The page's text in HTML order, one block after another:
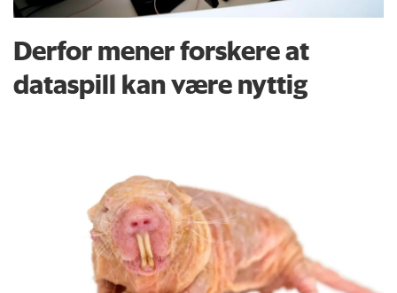
Derfor mener forskere at
dataspill kan være nyttig